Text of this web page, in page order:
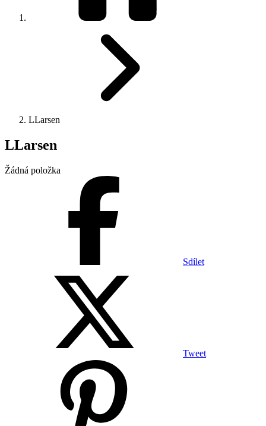
LLarsen
LLarsen
Žádná položka
Sdílet
Tweet